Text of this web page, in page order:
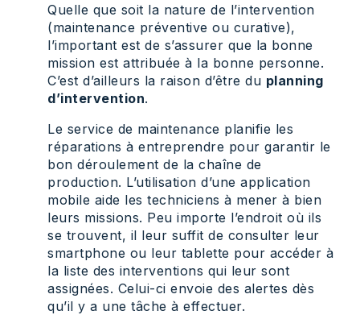
Quelle que soit la nature de l’intervention
(maintenance préventive ou curative),
l’important est de s’assurer que la bonne
mission est attribuée à la bonne personne.
C’est d’ailleurs la raison d’être du planning
d’intervention.
Le service de maintenance planifie les
réparations à entreprendre pour garantir le
bon déroulement de la chaîne de
production. L’utilisation d’une application
mobile aide les techniciens à mener à bien
leurs missions. Peu importe l’endroit où ils
se trouvent, il leur suffit de consulter leur
smartphone ou leur tablette pour accéder à
la liste des interventions qui leur sont
assignées. Celui-ci envoie des alertes dès
qu’il y a une tâche à effectuer.